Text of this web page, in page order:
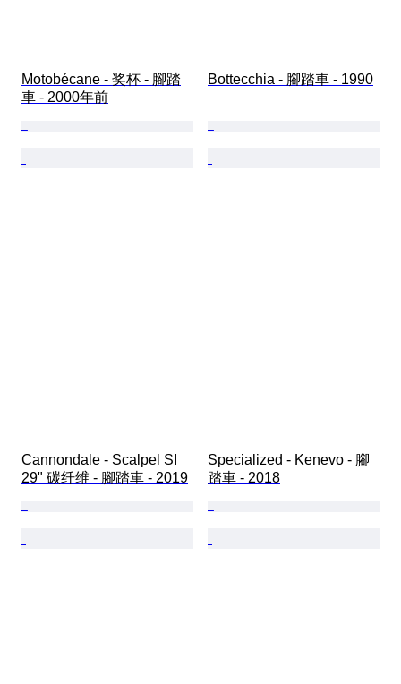
Motobécane - 奖杯 - 腳踏
車 - 2000年前
Bottecchia - 腳踏車 - 1990
Cannondale - Scalpel SI
29" 碳纤维 - 腳踏車 - 2019
Specialized - Kenevo - 腳
踏車 - 2018